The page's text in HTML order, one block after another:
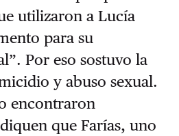
utilizaron a Lucía
para su
Por eso sostuvo la
y abuso sexual.
encontraron
que Farías, uno